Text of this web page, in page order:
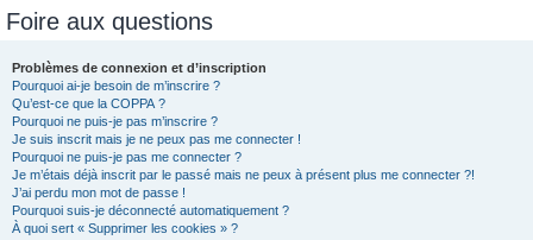
Foire aux questions
Problèmes de connexion et d’inscription
Pourquoi ai-je besoin de m’inscrire ?
Qu’est-ce que la COPPA ?
Pourquoi ne puis-je pas m’inscrire ?
Je suis inscrit mais je ne peux pas me connecter !
Pourquoi ne puis-je pas me connecter ?
Je m’étais déjà inscrit par le passé mais ne peux à présent plus me connecter ?!
J’ai perdu mon mot de passe !
Pourquoi suis-je déconnecté automatiquement ?
À quoi sert « Supprimer les cookies » ?